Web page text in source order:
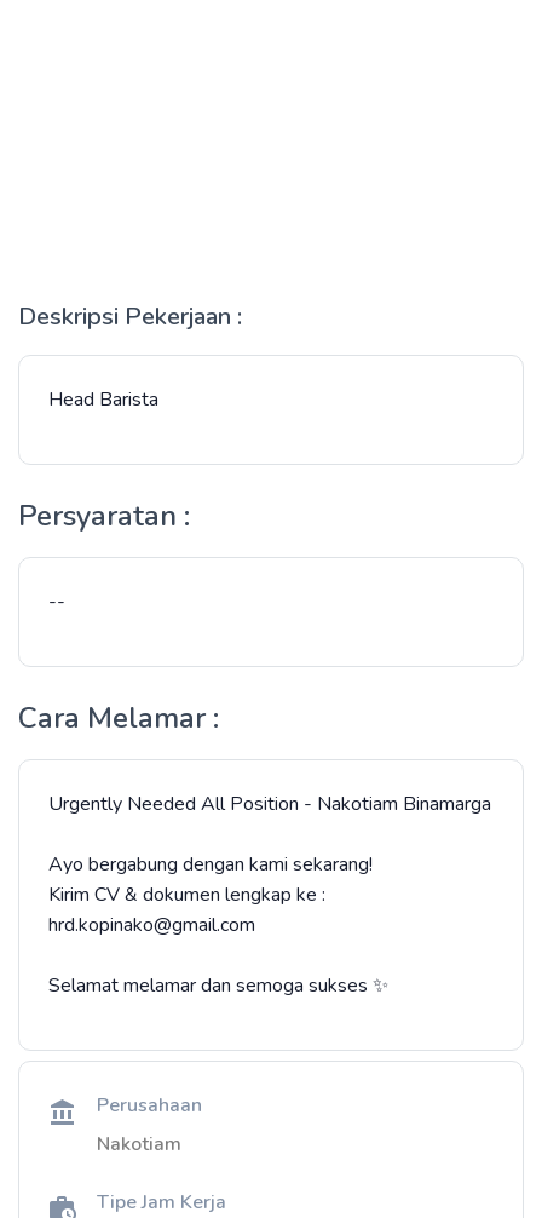
Deskripsi Pekerjaan :
Head Barista
Persyaratan :
--
Cara Melamar :
Urgently Needed All Position - Nakotiam Binamarga
Ayo bergabung dengan kami sekarang!
Kirim CV & dokumen lengkap ke :
hrd.kopinako@gmail.com
Selamat melamar dan semoga sukses ✨
Perusahaan
Nakotiam
Tipe Jam Kerja